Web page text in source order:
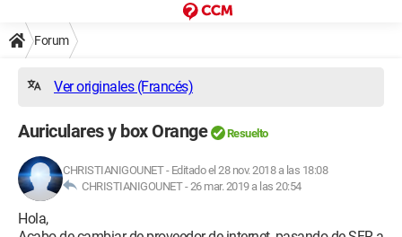
Forum
Ver originales (Francés)
Auriculares y box Orange Resuelto
CHRISTIANIGOUNET- Editado el 28 nov. 2018 a las 18:08
CHRISTIANIGOUNET -26 mar. 2019 a las 20:54
Hola,